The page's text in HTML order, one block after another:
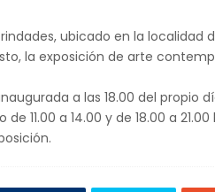
ubicado en la
la exposición de arte
a las 18.00 del propio
11.00 a 14.00 y de 18.00 a